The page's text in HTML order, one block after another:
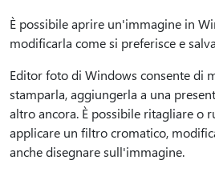
È possibile aprire un'immagine in
modificarla come si preferisce e
Editor foto di Windows consente di
stamparla, aggiungerla a una
altro ancora. È possibile ritagliare o
applicare un filtro cromatico,
anche disegnare sull'immagine.